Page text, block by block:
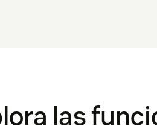
las